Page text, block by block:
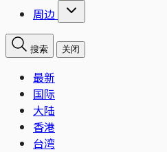
周边
搜索 关闭
最新
国际
大陆
香港
台湾